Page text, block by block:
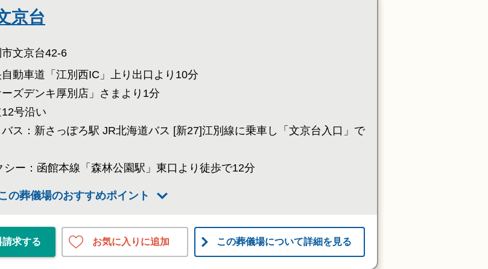
京台
文京台42-6
動車道「江別西IC」上り出口より10分
ズデンキ厚別店」さまより1分
号沿い
ス：新さっぽろ駅 JR北海道バス [新27]江別線に乗車し「文京台入口」で
シー：函館本線「森林公園駅」東口より徒歩で12分
の葬儀場のおすすめポイント
求する お気に入りに追加 この葬儀場について詳細を見る